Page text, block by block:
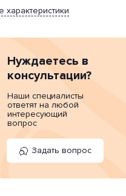
характеристики
Нуждаетесь в
консультации?
Наши специалисты
ответят на любой
интересующий
вопрос
Задать вопрос